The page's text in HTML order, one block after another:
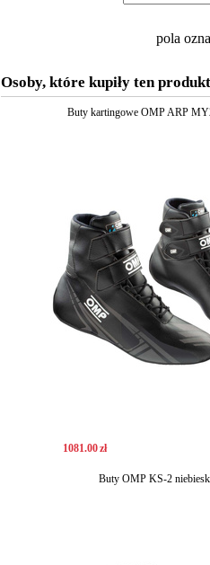
pola
Osoby, które kupiły ten
Buty kartingowe OMP ARP
1081.00zł
Buty OMP KS-2